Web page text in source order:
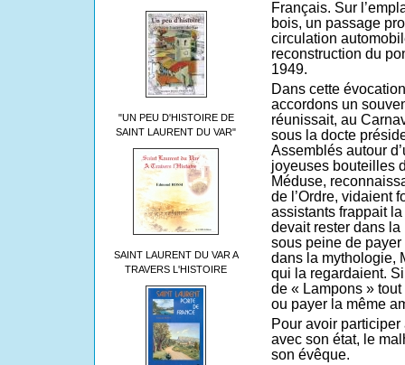
"UN PEU D'HISTOIRE DE
SAINT LAURENT DU VAR"
SAINT LAURENT DU VAR A
TRAVERS L'HISTOIRE
Français. Sur
bois, un passage
circulation
reconstruction du
1949.
Dans cette
accordons un
réunissait, au
sous la docte
Assemblés autour
joyeuses bouteilles
Méduse,
de l’Ordre, vidaient
assistants frappait
devait rester dans la
sous peine de
dans la mythologie,
qui la regardaient.
de « Lampons »
ou payer la même
Pour avoir
avec son état, le
son évêque.